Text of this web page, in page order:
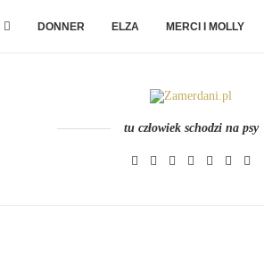
DONNER ELZA MERCI I MOLLY
tu człowiek schodzi na psy